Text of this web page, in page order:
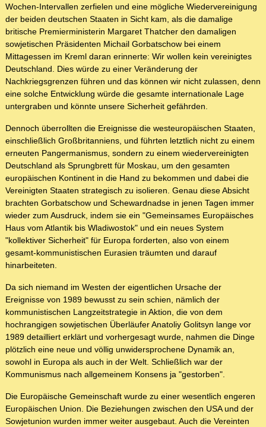
Wochen-Intervallen zerfielen und eine mögliche Wiedervereinigung
der beiden deutschen Staaten in Sicht kam, als die damalige
britische Premierministerin Margaret Thatcher den damaligen
sowjetischen Präsidenten Michail Gorbatschow bei einem
Mittagessen im Kreml daran erinnerte: Wir wollen kein vereinigtes
Deutschland. Dies würde zu einer Veränderung der
Nachkriegsgrenzen führen und das können wir nicht zulassen, denn
eine solche Entwicklung würde die gesamte internationale Lage
untergraben und könnte unsere Sicherheit gefährden.
Dennoch überrollten die Ereignisse die westeuropäischen Staaten,
einschließlich Großbritanniens, und führten letztlich nicht zu einem
erneuten Pangermanismus, sondern zu einem wiedervereinigten
Deutschland als Sprungbrett für Moskau, um den gesamten
europäischen Kontinent in die Hand zu bekommen und dabei die
Vereinigten Staaten strategisch zu isolieren. Genau diese Absicht
brachten Gorbatschow und Schewardnadse in jenen Tagen immer
wieder zum Ausdruck, indem sie ein "Gemeinsames Europäisches
Haus vom Atlantik bis Wladiwostok" und ein neues System
"kollektiver Sicherheit" für Europa forderten, also von einem
gesamt-kommunistischen Eurasien träumten und darauf
hinarbeiteten.
Da sich niemand im Westen der eigentlichen Ursache der
Ereignisse von 1989 bewusst zu sein schien, nämlich der
kommunistischen Langzeitstrategie in Aktion, die von dem
hochrangigen sowjetischen Überläufer Anatoliy Golitsyn lange vor
1989 detailliert erklärt und vorhergesagt wurde, nahmen die Dinge
plötzlich eine neue und völlig unwidersprochene Dynamik an,
sowohl in Europa als auch in der Welt. Schließlich war der
Kommunismus nach allgemeinem Konsens ja "gestorben".
Die Europäische Gemeinschaft wurde zu einer wesentlich engeren
Europäischen Union. Die Beziehungen zwischen den USA und der
Sowjetunion wurden immer weiter ausgebaut. Auch die Vereinten